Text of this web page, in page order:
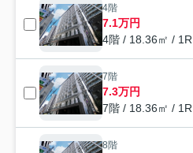
4階
7.1万円
4階 / 18.36㎡ / 1R
7階
7.3万円
7階 / 18.36㎡ / 1R
8階